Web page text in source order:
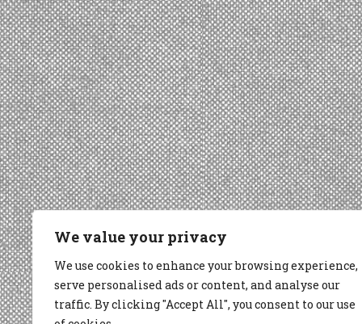
We value your privacy
We use cookies to enhance your browsing experience,
serve personalised ads or content, and analyse our
traffic. By clicking "Accept All", you consent to our use